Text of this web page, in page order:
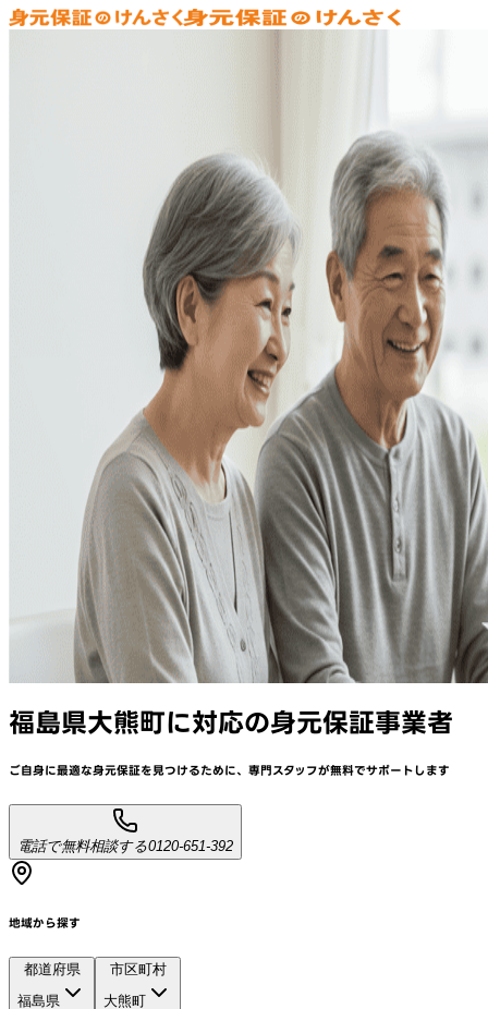
福島県大熊町に対応の身元保証事業者
ご自身に最適な身元保証を見つけるために、 専門スタッフが無料でサポートします
電話で無料相談する0120-651-392
地域から探す
都道府県
福島県
市区町村
大熊町